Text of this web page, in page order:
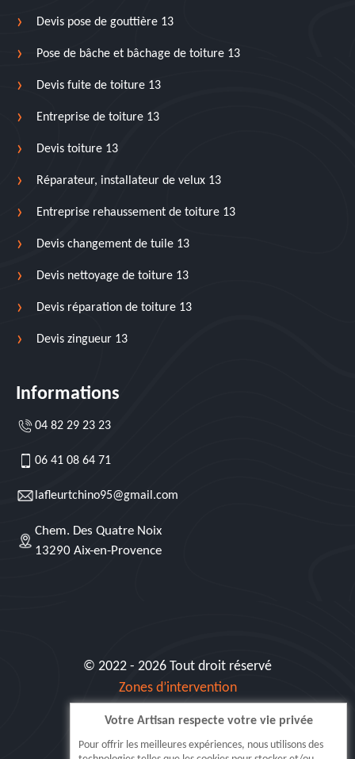
Devis pose de gouttière 13
Pose de bâche et bâchage de toiture 13
Devis fuite de toiture 13
Entreprise de toiture 13
Devis toiture 13
Réparateur, installateur de velux 13
Entreprise rehaussement de toiture 13
Devis changement de tuile 13
Devis nettoyage de toiture 13
Devis réparation de toiture 13
Devis zingueur 13
Informations
04 82 29 23 23
06 41 08 64 71
lafleurtchino95@gmail.com
Chem. Des Quatre Noix
13290 Aix-en-Provence
© 2022 - 2026 Tout droit réservé
Zones d’intervention
Siret: 515 062 404 000 30
Votre Artisan respecte votre vie privée
Pour offrir les meilleures expériences, nous utilisons des